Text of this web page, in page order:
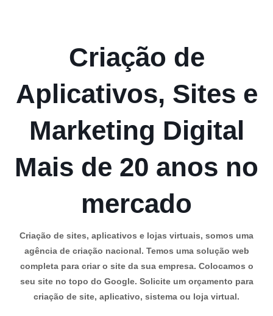
Criação de
Aplicativos, Sites e
Marketing Digital
Mais de 20 anos no
mercado
Criação de sites, aplicativos e lojas virtuais, somos uma
agência de criação nacional. Temos uma solução web
completa para criar o site da sua empresa. Colocamos o
seu site no topo do Google. Solicite um orçamento para
criação de site, aplicativo, sistema ou loja virtual.